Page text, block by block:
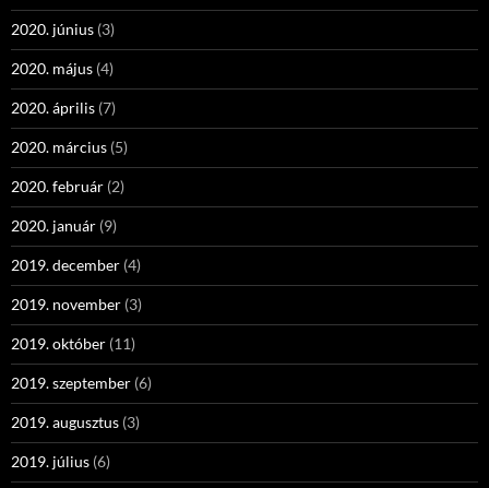
2020. június (3)
2020. május (4)
2020. április (7)
2020. március (5)
2020. február (2)
2020. január (9)
2019. december (4)
2019. november (3)
2019. október (11)
2019. szeptember (6)
2019. augusztus (3)
2019. július (6)